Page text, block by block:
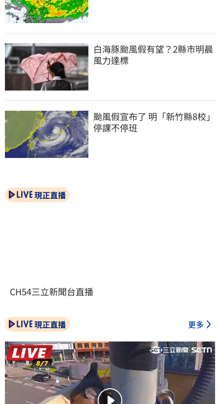
白海豚颱風假有望？2縣市明晨
風力達標
颱風假宣布了 明「新竹縣8校」
停課不停班
現正直播
CH54三立新聞台直播
現正直播 更多